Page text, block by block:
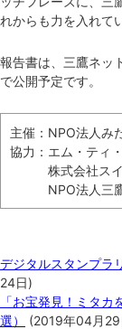
れからも力を入れて
報告書は、三鷹ネッ
で公開予定です。
主催：NPO法人み
協力：エム・ティ
株式会社スイ
NPO法人三鷹ネ
デジタルスタンプラ
24日)
「お宝発見！ミタ
選）
(2019年04月29